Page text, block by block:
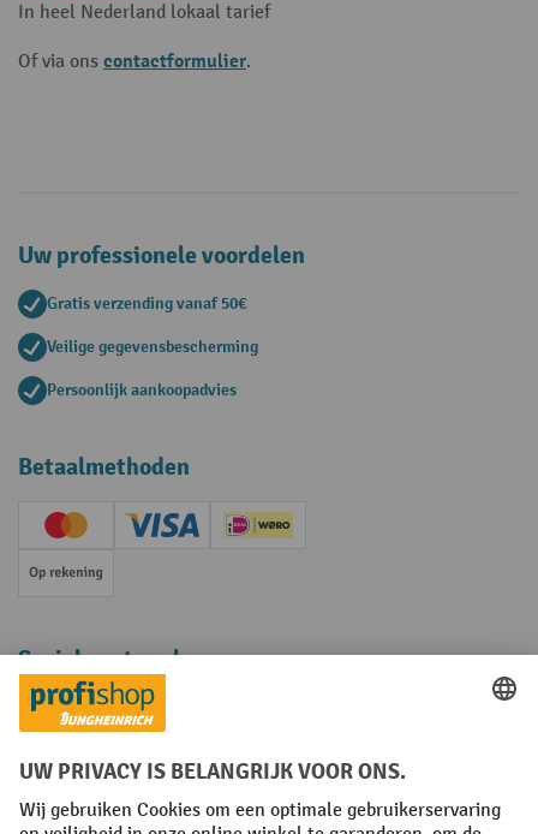
In heel Nederland lokaal tarief
Of via ons contactformulier.
Uw professionele voordelen
Gratis verzending vanaf 50€
Veilige gegevensbescherming
Persoonlijk aankoopadvies
Betaalmethoden
Creditcard (Master)Creditcard (Visa)iDEAL | Wero
Op rekening
Sociale netwerken
Facebook
YouTube
LinkedInInstagram
Algemene leveringsvoorwaarden Copyright